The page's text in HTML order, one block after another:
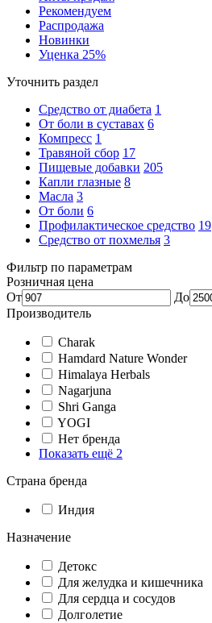
Рекомендуем
Распродажа
Новинки
Уценка 25%
Уточнить раздел
Средство от диабета 1
От боли в суставах 6
Компресс 1
Травяной сбор 17
Пищевые добавки 205
Капли глазные 8
Масла 3
От боли 6
Профилактическое средство 19
Средство от похмелья 3
Фильтр по параметрам
Розничная цена
От
До
Производитель
Charak
Hamdard Nature Wonder
Himalaya Herbals
Nagarjuna
Shri Ganga
YOGI
Нет бренда
Показать ещё 2
Страна бренда
Индия
Назначение
Детокс
Для желудка и кишечника
Для сердца и сосудов
Долголетие